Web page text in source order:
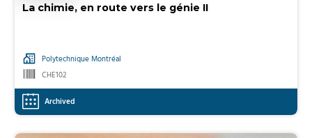
La chimie, en route vers le génie II
Polytechnique Montréal
CHE102
Archived